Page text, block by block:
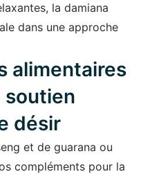
la damiana
dans une approche
alimentaires
soutien
désir
et de guarana ou
compléments pour la